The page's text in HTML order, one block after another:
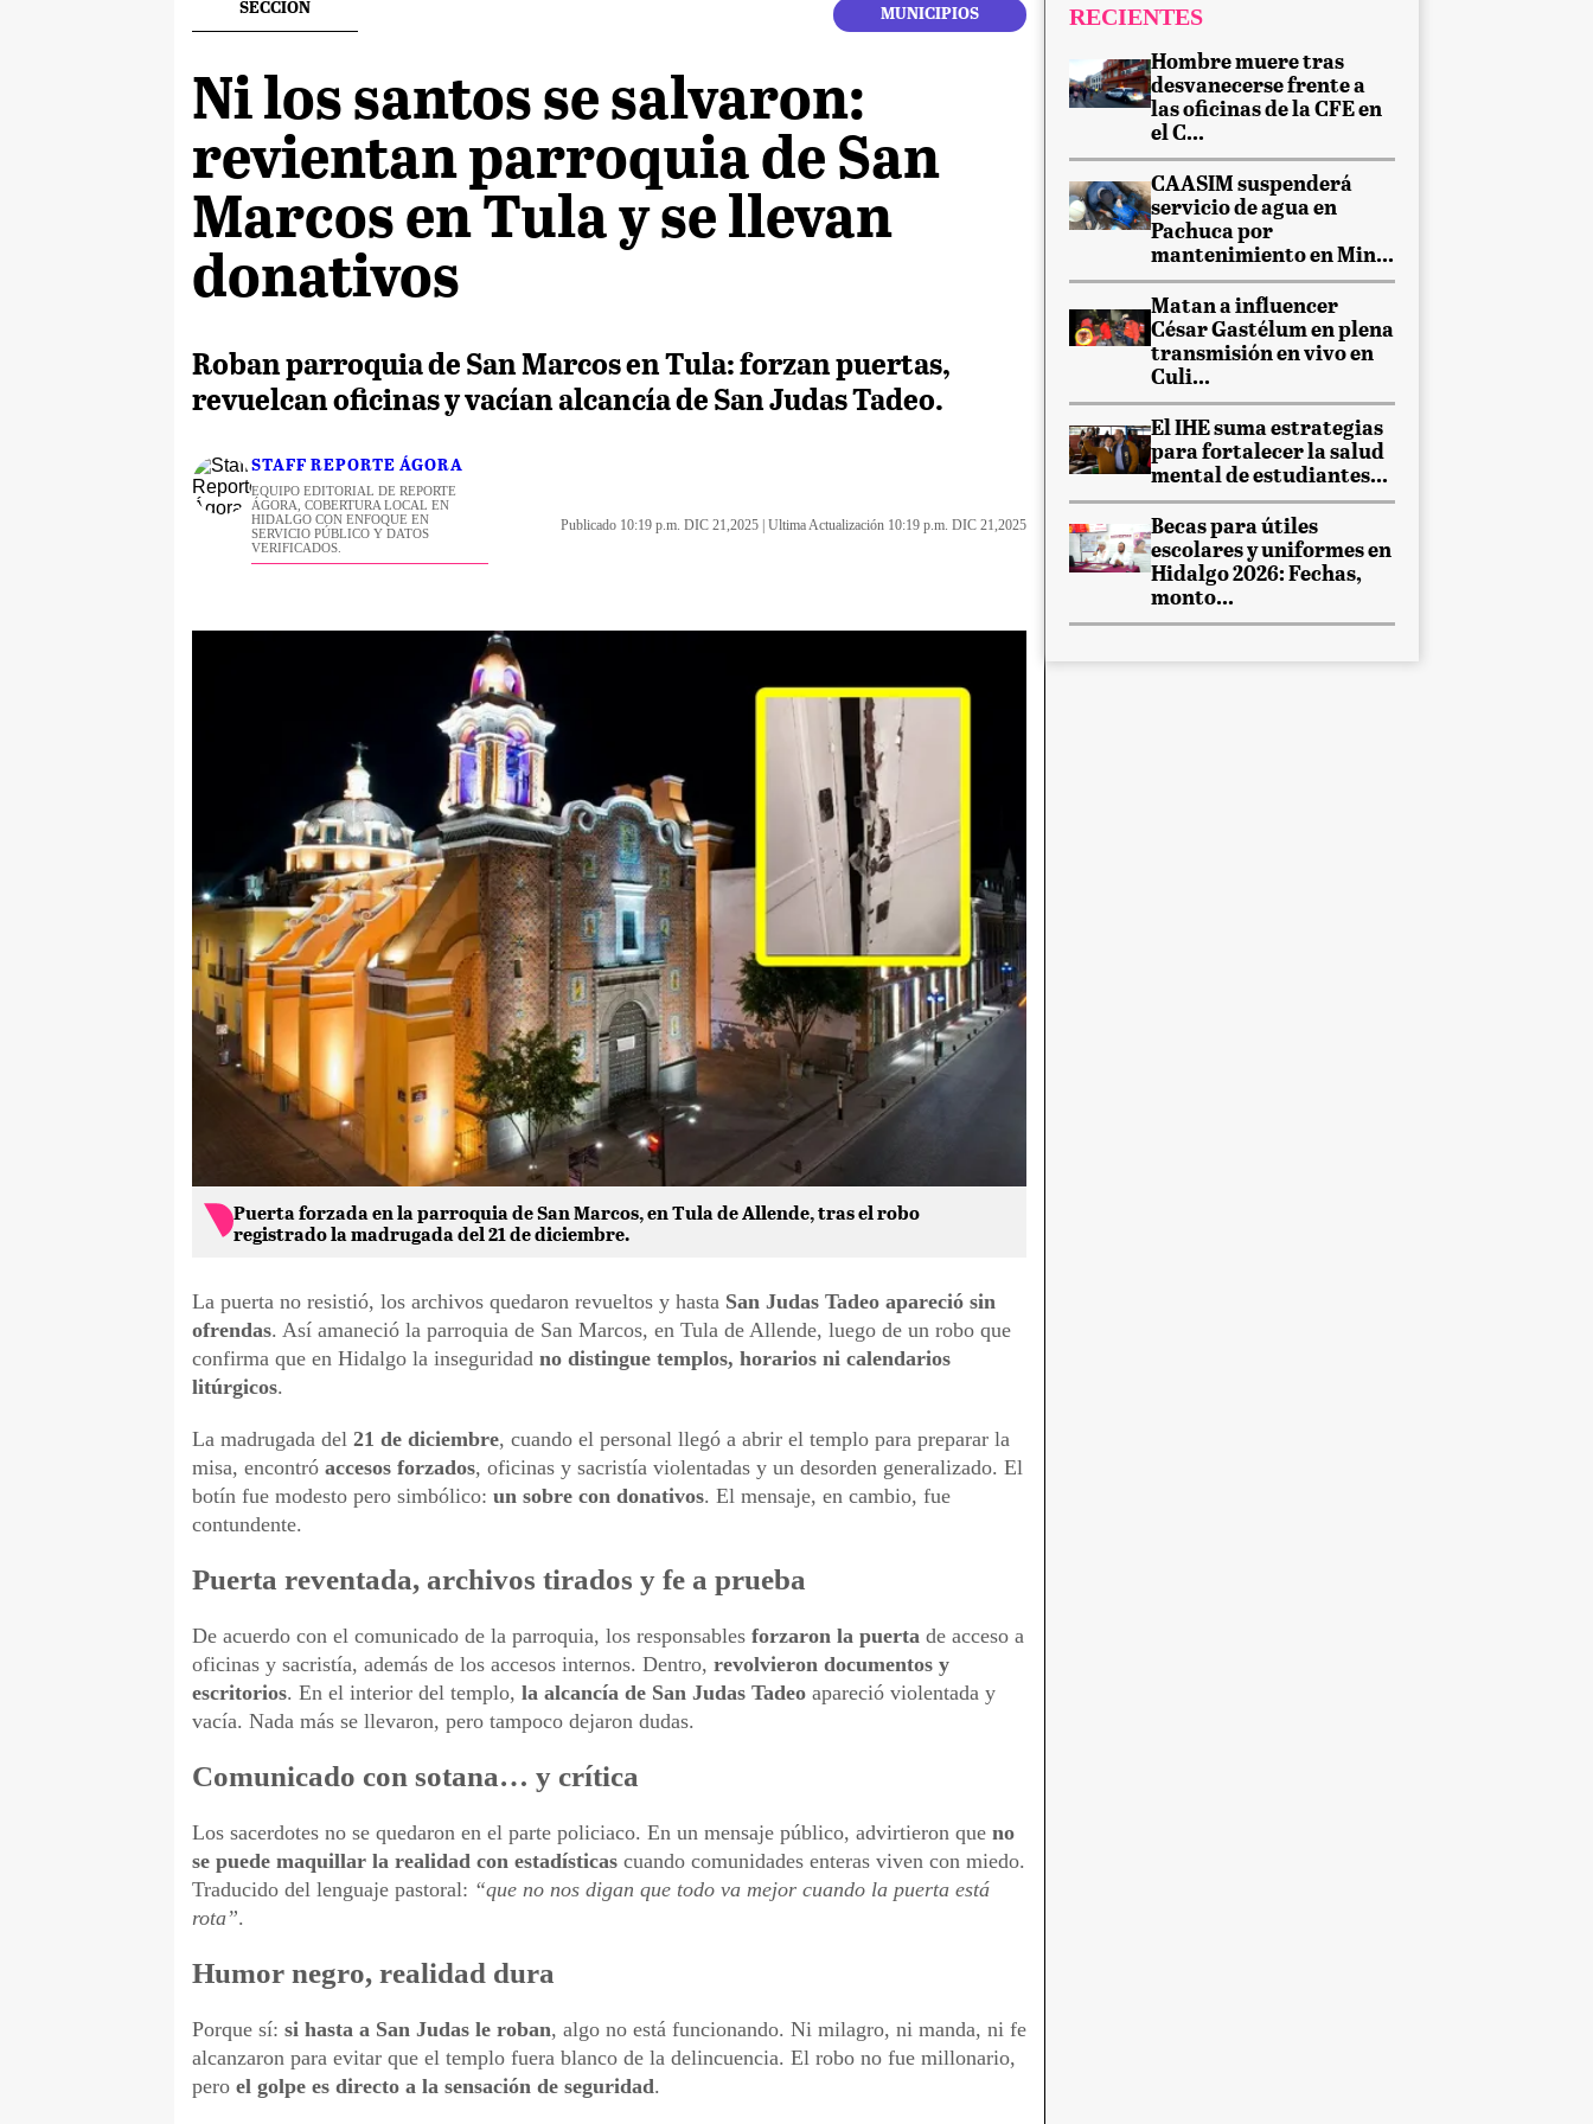
SECCION MUNICIPIOS
Ni los santos se salvaron:
revientan parroquia de San
Marcos en Tula y se llevan
donativos
Roban parroquia de San Marcos en Tula: forzan puertas,
revuelcan oficinas y vacían alcancía de San Judas Tadeo.
STAFF REPORTE ÁGORA
EQUIPO EDITORIAL DE REPORTE
ÁGORA, COBERTURA LOCAL EN
HIDALGO CON ENFOQUE EN
SERVICIO PÚBLICO Y DATOS
VERIFICADOS.
Publicado 10:19 p.m. DIC 21,2025 | Ultima Actualización 10:19 p.m. DIC 21,2025
Puerta forzada en la parroquia de San Marcos, en Tula de Allende, tras el robo
registrado la madrugada del 21 de diciembre.
La puerta no resistió, los archivos quedaron revueltos y hasta San Judas Tadeo apareció sin
ofrendas. Así amaneció la parroquia de San Marcos, en Tula de Allende, luego de un robo que
confirma que en Hidalgo la inseguridad no distingue templos, horarios ni calendarios
litúrgicos.
La madrugada del 21 de diciembre, cuando el personal llegó a abrir el templo para preparar la
misa, encontró accesos forzados, oficinas y sacristía violentadas y un desorden generalizado. El
botín fue modesto pero simbólico: un sobre con donativos. El mensaje, en cambio, fue
contundente.
Puerta reventada, archivos tirados y fe a prueba
De acuerdo con el comunicado de la parroquia, los responsables forzaron la puerta de acceso a
oficinas y sacristía, además de los accesos internos. Dentro, revolvieron documentos y
escritorios. En el interior del templo, la alcancía de San Judas Tadeo apareció violentada y
vacía. Nada más se llevaron, pero tampoco dejaron dudas.
Comunicado con sotana… y crítica
Los sacerdotes no se quedaron en el parte policiaco. En un mensaje público, advirtieron que no
se puede maquillar la realidad con estadísticas cuando comunidades enteras viven con miedo.
Traducido del lenguaje pastoral: “que no nos digan que todo va mejor cuando la puerta está
rota”.
Humor negro, realidad dura
Porque sí: si hasta a San Judas le roban, algo no está funcionando. Ni milagro, ni manda, ni fe
alcanzaron para evitar que el templo fuera blanco de la delincuencia. El robo no fue millonario,
pero el golpe es directo a la sensación de seguridad.
RECIENTES
Hombre muere tras
desvanecerse frente a
las oficinas de la CFE en
el C...
CAASIM suspenderá
servicio de agua en
Pachuca por
mantenimiento en Min...
Matan a influencer
César Gastélum en plena
transmisión en vivo en
Culi...
El IHE suma estrategias
para fortalecer la salud
mental de estudiantes...
Becas para útiles
escolares y uniformes en
Hidalgo 2026: Fechas,
monto...